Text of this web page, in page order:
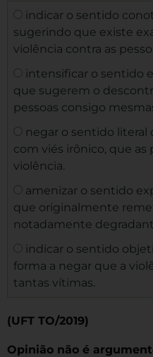
indicar o sentido
sugerindo que existe
violência contra as
intensificar o sentido
que sugerem o
pessoas consigo
negar o sentido literal
com viés irônico, que as
violência.
amenizar o sentido
que originalmente
notadamente
indicar o sentido
forma a negar que a
tantas vítimas.
(UFT TO/2019)
Opinião não é